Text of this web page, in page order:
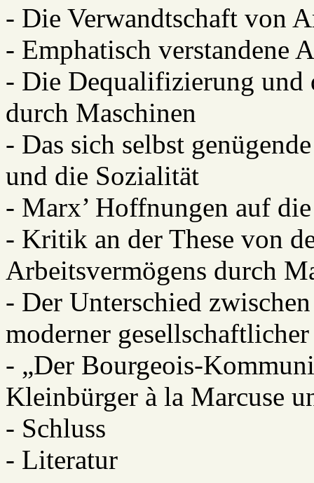
- Die Verwandtschaft von
- Emphatisch verstandene
- Die Dequalifizierung und
durch Maschinen
- Das sich selbst
und die Sozialität
- Marx’ Hoffnungen auf
- Kritik an der These von
Arbeitsvermögens durch
- Der Unterschied
moderner
- „Der Bourgeois-
Kleinbürger à la Marcuse
- Schluss
- Literatur